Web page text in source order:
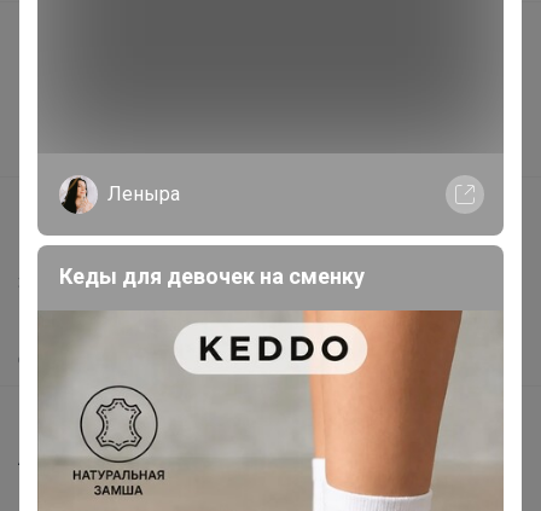
Вакансии
support@24-ok.ru
Написать в поддержку
Защита покупателя
О нас
Все предложения
Анонсы
Леныра
Кеды для девочек на сменку